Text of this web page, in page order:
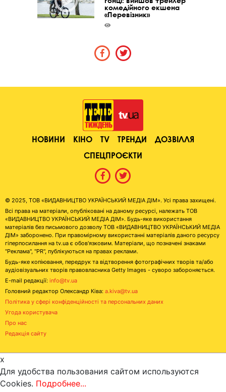
комедійного екшена
«Перевізник»
НОВИНИ КІНО TV ТРЕНДИ
ДОЗВІЛЛЯ
СПЕЦПРОЄКТИ
© 2025, ТОВ «ВИДАВНИЦТВО УКРАЇНСЬКИЙ МЕДІА ДІМ». Усі права захищені.
Всі права на матеріали, опубліковані на даному ресурсі, належать ТОВ
«ВИДАВНИЦТВО УКРАЇНСЬКИЙ МЕДІА ДІМ». Будь-яке використання
матеріалів без письмового дозволу ТОВ «ВИДАВНИЦТВО УКРАЇНСЬКИЙ МЕДІА
ДІМ» заборонено. При правомірному використанні матеріалів даного ресурсу
гіперпосилання на tv.ua є обов'язковим. Матеріали, що позначені знаками
"Реклама", "PR", публікуються на правах реклами.
Будь-яке копіювання, передрук та відтворення фотографічних творів та/або
аудіовізуальних творів правовласника Getty Images - суворо забороняється.
E-mail редакції: info@tv.ua
Головний редактор Олександр Ківа: a.kiva@tv.ua
Політика у сфері конфіденційності та персональних даних
Угода користувача
Про нас
Редакція сайту
x
Для удобства пользования сайтом используются
Cookies. Подробнее...